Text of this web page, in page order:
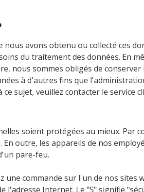
avons obtenu ou collecté ces
du traitement des données. En
nous sommes obligés de conserver
à d'autres fins que
sujet, veuillez contacter le service
soient protégées au mieux. Par
outre, les appareils de nos
pare-feu.
commande sur l'un de nos sites
l'adresse Internet. Le "S" signifie